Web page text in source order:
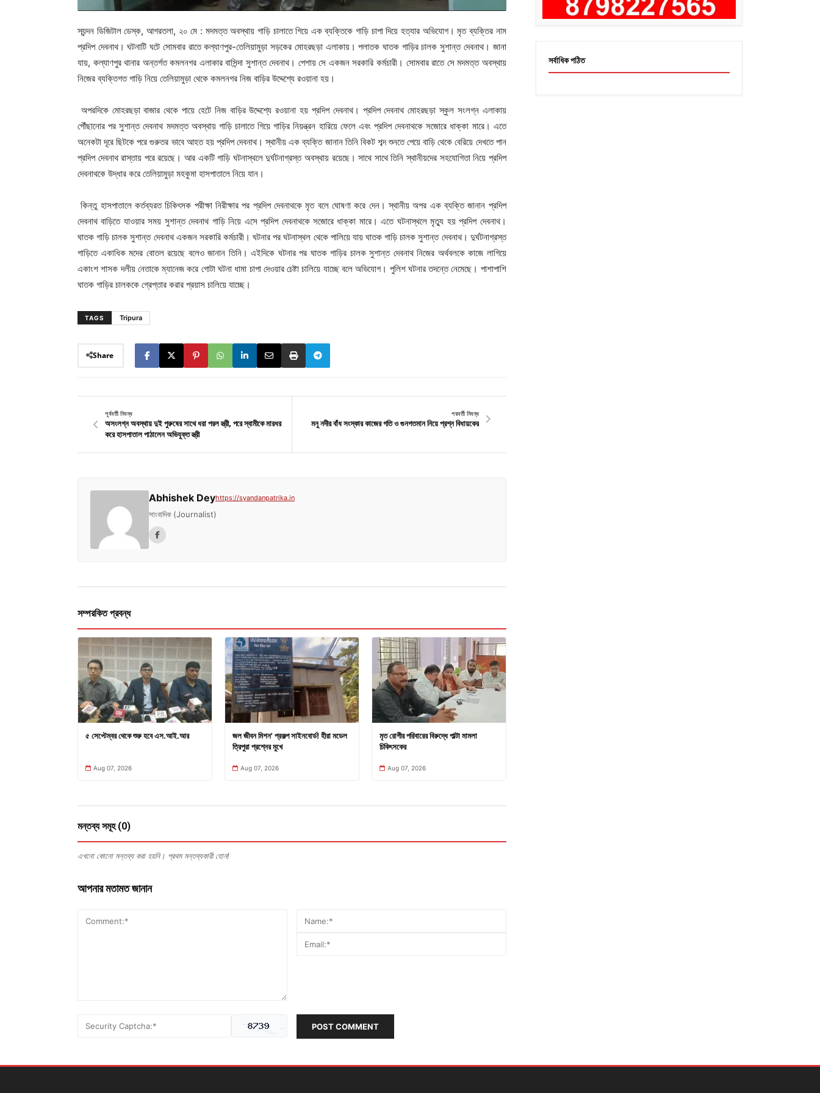
স্যন্দন ডিজিটাল ডেস্ক, আগরতলা, ২০ মে : মদমত্ত অবস্থায় গাড়ি চালাতে গিয়ে এক ব্যক্তিকে গাড়ি চাপা দিয়ে হত্যার অভিযোগ। মৃত ব্যক্তির নাম
প্রদিপ দেবনাথ। ঘটনাটি ঘটে সোমবার রাতে কল্যাণপুর-তেলিয়ামুড়া সড়কের মোহরছড়া এলাকায়। পলাতক ঘাতক গাড়ির চালক সুশান্ত দেবনাথ। জানা
যায়, কল্যাণপুর থানার অন্তর্গত কমলনগর এলাকার বাসিন্দা সুশান্ত দেবনাথ। পেশায় সে একজন সরকারি কর্মচারী। সোমবার রাতে সে মদমত্ত অবস্থায়
নিজের ব্যক্তিগত গাড়ি নিয়ে তেলিয়ামুড়া থেকে কমলনগর নিজ বাড়ির উদ্দেশ্যে রওয়ানা হয়।
অপরদিকে মোহরছড়া বাজার থেকে পায়ে হেটে নিজ বাড়ির উদ্দেশ্যে রওয়ানা হয় প্রদিপ দেবনাথ। প্রদিপ দেবনাথ মোহরছড়া স্কুল সংলগ্ন এলাকায়
পৌঁছানোর পর সুশান্ত দেবনাথ মদমত্ত অবস্থায় গাড়ি চালাতে গিয়ে গাড়ির নিয়ন্ত্রন হারিয়ে ফেলে এবং প্রদিপ দেবনাথকে সজোরে ধাক্কা মারে। এতে
অনেকটা দূরে ছিটকে পরে গুরুতর ভাবে আহত হয় প্রদিপ দেবনাথ। স্থানীয় এক ব্যক্তি জানান তিনি বিকট শব্দ শুনতে পেয়ে বাড়ি থেকে বেরিয়ে দেখতে পান
প্রদিপ দেবনাথ রাস্তায় পরে রয়েছে। আর একটি গাড়ি ঘটনাস্থলে দুর্ঘটনাগ্রস্ত অবস্থায় রয়েছে। সাথে সাথে তিনি স্থানীয়দের সহযোগিতা নিয়ে প্রদিপ
দেবনাথকে উদ্ধার করে তেলিয়ামুড়া মহকুমা হাসপাতালে নিয়ে যান।
কিন্তু হাসপাতালে কর্তব্যরত চিকিৎসক পরীক্ষা নিরীক্ষার পর প্রদিপ দেবনাথকে মৃত বলে ঘোষণা করে দেন। স্থানীয় অপর এক ব্যক্তি জানান প্রদিপ
দেবনাথ বাড়িতে যাওয়ার সময় সুশান্ত দেবনাথ গাড়ি নিয়ে এসে প্রদিপ দেবনাথকে সজোরে ধাক্কা মারে। এতে ঘটনাস্থলে মৃত্যু হয় প্রদিপ দেবনাথ।
ঘাতক গাড়ি চালক সুশান্ত দেবনাথ একজন সরকারি কর্মচারী। ঘটনার পর ঘটনাস্থল থেকে পালিয়ে যায় ঘাতক গাড়ি চালক সুশান্ত দেবনাথ। দুর্ঘটনাগ্রস্ত
গাড়িতে একাধিক মদের বোতল রয়েছে বলেও জানান তিনি। এইদিকে ঘটনার পর ঘাতক গাড়ির চালক সুশান্ত দেবনাথ নিজের অর্থবলকে কাজে লাগিয়ে
একাংশ শাসক দলীয় নেতাকে ম্যানেজ করে গোটা ঘটনা ধামা চাপা দেওয়ার চেষ্টা চালিয়ে যাচ্ছে বলে অভিযোগ। পুলিশ ঘটনার তদন্তে নেমেছে। পাশাপাশি
ঘাতক গাড়ির চালককে গ্রেপ্তার করার প্রয়াস চালিয়ে যাচ্ছে।
TAGS Tripura
Share
পূর্ববর্তী নিবন্ধ
অসংলগ্ন অবস্থায় দুই পুরুষের সাথে ধরা পরল স্ত্রী, পরে স্বামীকে মারধর
করে হাসপাতাল পাঠালেন অভিযুক্ত স্ত্রী
পরবর্তী নিবন্ধ
মনু নদীর বাঁধ সংস্কার কাজের গতি ও গুনগতমান নিয়ে প্রশ্ন বিধায়কের
Abhishek Deyhttps://syandanpatrika.in
সাংবাদিক (Journalist)
সম্পরকিত প্রবন্ধ
৫ সেপ্টেম্বর থেকে শুরু হবে এস.আই.আর
Aug 07, 2026
জল জীবন মিশন' প্রকল্প সাইনবোর্ড! হীরা মডেল
ত্রিপুরা প্রশ্নের মুখে
Aug 07, 2026
মৃত রোগীর পরিবারের বিরুদ্ধে পাল্টা মামলা
চিকিৎসকের
Aug 07, 2026
মন্তব্য সমূহ (0)
এখনো কোনো মন্তব্য করা হয়নি। প্রথম মন্তব্যকারী হোন!
আপনার মতামত জানান
POST COMMENT
সর্বাধিক পঠিত